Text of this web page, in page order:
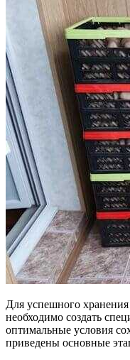
Для успешного
необходимо создать
оптимальные условия
приведены основные